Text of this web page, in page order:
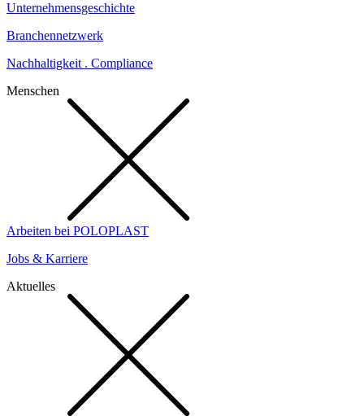
Unternehmensgeschichte
Branchennetzwerk
Nachhaltigkeit . Compliance
Menschen
Arbeiten bei POLOPLAST
Jobs & Karriere
Aktuelles